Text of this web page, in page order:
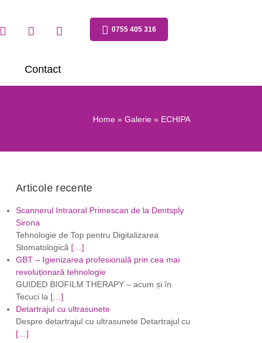
0755 405 316
Contact
Home » Galerie » ECHIPA
Articole recente
Scannerul Intraoral Primescan de la Dentsply
Sirona
Tehnologie de Top pentru Digitalizarea
Stomatologică […]
GBT – Igienizarea profesională prin cea mai
revoluționară tehnologie
GUIDED BIOFILM THERAPY – acum și în
Tecuci la […]
Detartrajul cu ultrasunete
Despre detartrajul cu ultrasunete Detartrajul cu
[…]